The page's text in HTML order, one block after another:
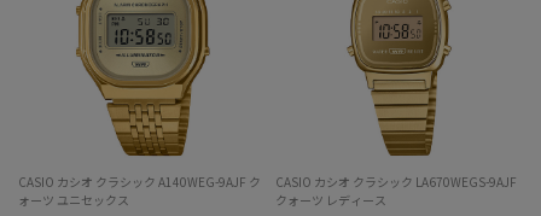
CASIO カシオ クラシック A140WEG-9AJF ク
ォーツ ユニセックス
CASIO カシオ クラシック LA670WEGS-9AJF
クォーツ レディース